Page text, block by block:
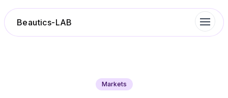
Beautics-LAB
Markets